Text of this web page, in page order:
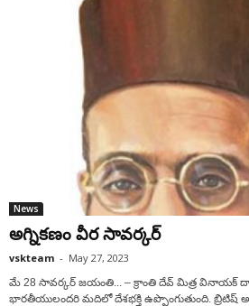
News
అగ్నికణం వీర సావర్కర్‌
vskteam - May 27, 2023
మే 28 సావర్కర్‌ జయంతి... – క్రాంతి దేవ్‌ మిత్ర వినాయక్‌
భారతీయులందరి మదిలో దేశభక్తి ఉప్పొంగుతుంది. బ్రిటిష్‌